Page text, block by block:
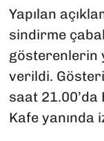
Yapılan
sindirme
gösterenlerin
verildi.
saat 21.00’da
Kafe yanında